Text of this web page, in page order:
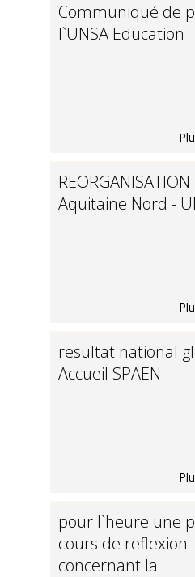
Communiqué de
l`UNSA Education
Aquitaine Nord -
resultat national
Accueil SPAEN
pour l`heure une
cours de reflexion
concernant la